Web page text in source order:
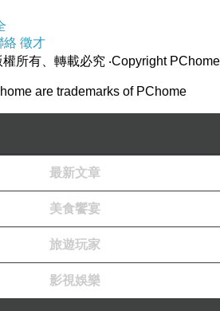
絡 徵才
權所有、轉載必究 ‧Copyright PChome
are trademarks of PChome
最新文章
美食饗宴
旅遊玩家
影視娛樂